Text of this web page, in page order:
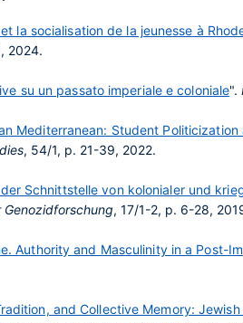
la socialisation de la jeunesse à
2024.
su un passato imperiale e coloniale".
Mediterranean: Student Politicization
, 54/1, p. 21-39, 2022.
Schnittstelle von kolonialer und
, 17/1-2, p. 6-28,
Authority and Masculinity in a Post-
and Collective Memory: